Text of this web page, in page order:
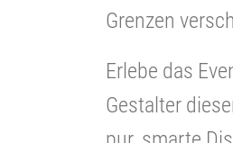
Grenzen
Erlebe das
Gestalter